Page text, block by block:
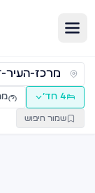
דירות
4 חד׳
שמור חיפוש